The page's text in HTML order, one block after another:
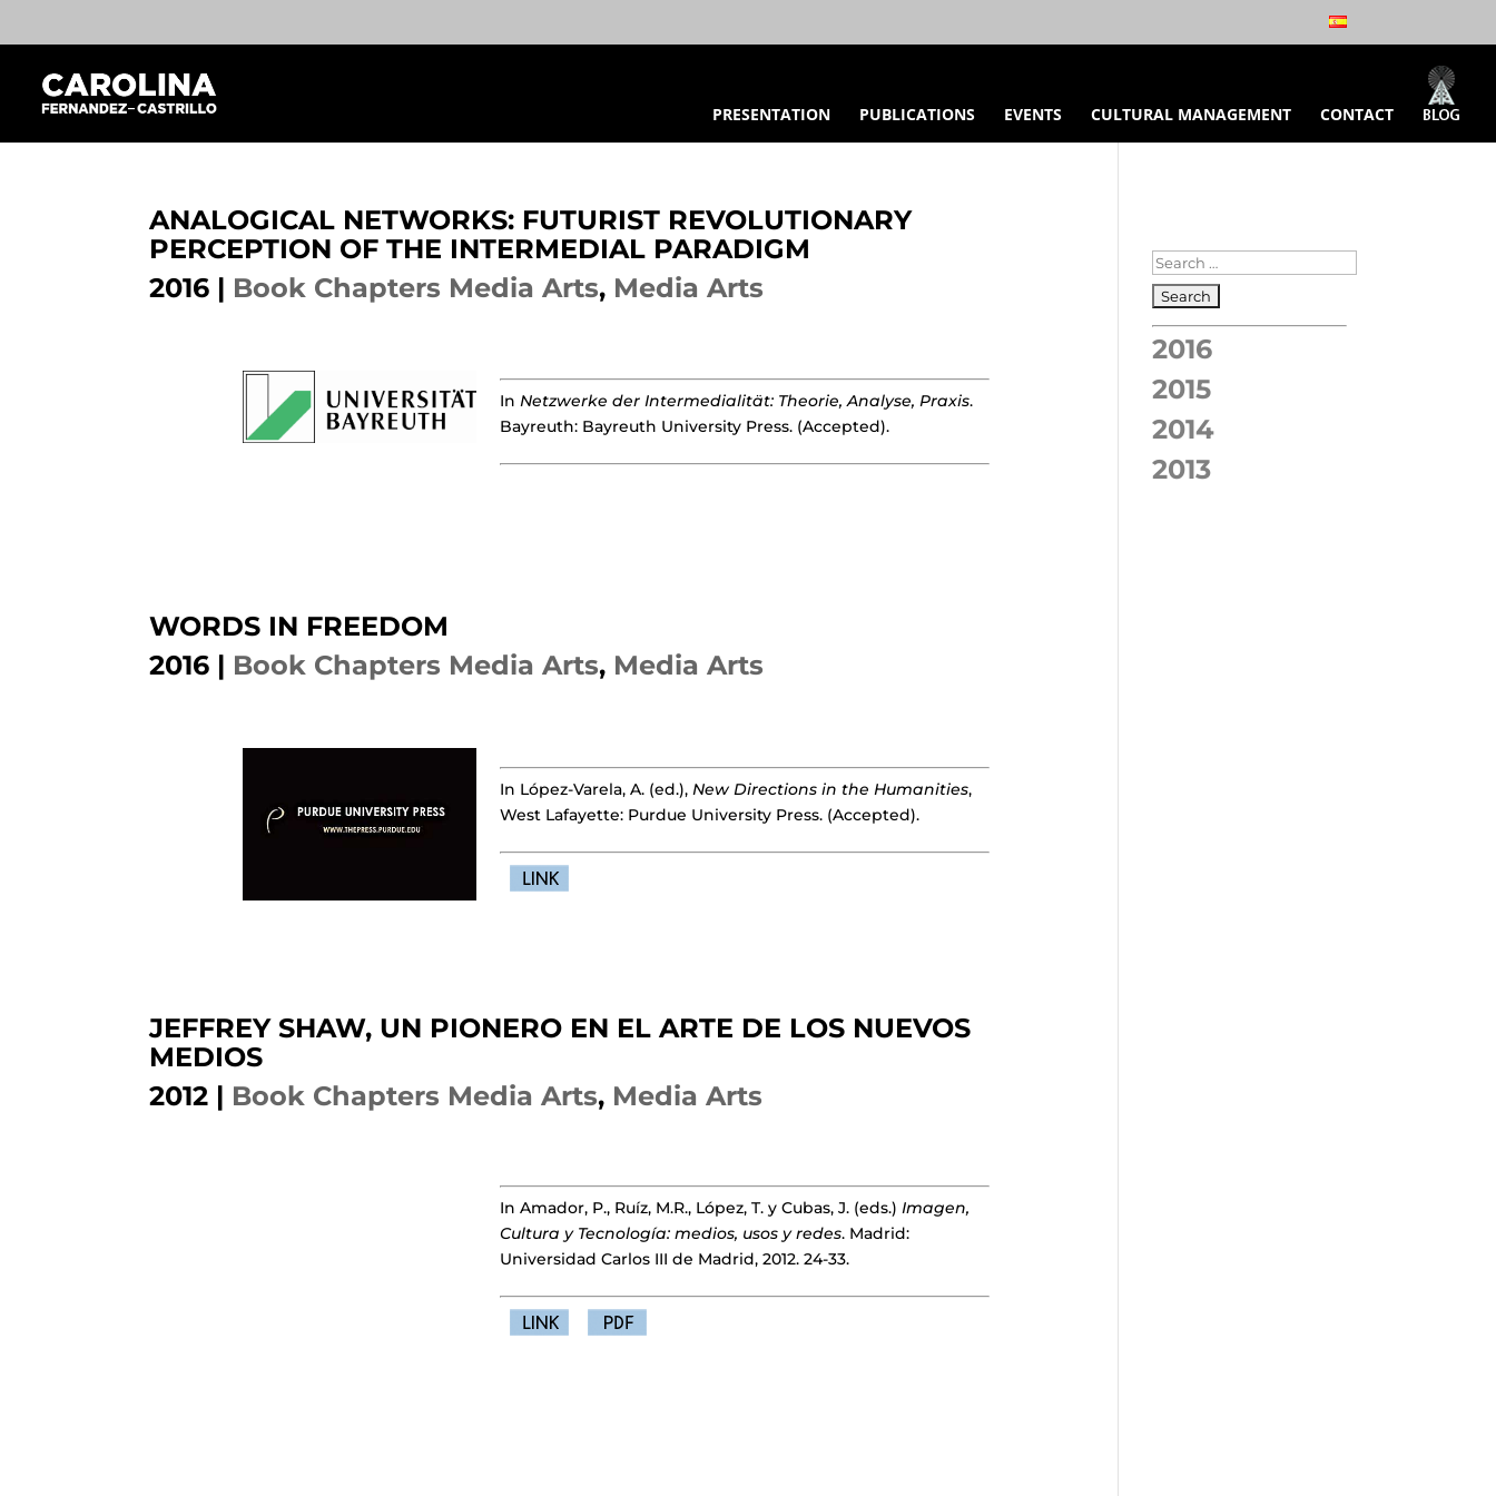
PRESENTATION PUBLICATIONS EVENTS CULTURAL MANAGEMENT CONTACT
ANALOGICAL NETWORKS: FUTURIST REVOLUTIONARY
PERCEPTION OF THE INTERMEDIAL PARADIGM
2016 | Book Chapters Media Arts, Media Arts
In Netzwerke der Intermedialität: Theorie, Analyse, Praxis.
Bayreuth: Bayreuth University Press. (Accepted).
WORDS IN FREEDOM
2016 | Book Chapters Media Arts, Media Arts
In López-Varela, A. (ed.), New Directions in the Humanities,
West Lafayette: Purdue University Press. (Accepted).
JEFFREY SHAW, UN PIONERO EN EL ARTE DE LOS NUEVOS
MEDIOS
2012 | Book Chapters Media Arts, Media Arts
In Amador, P., Ruíz, M.R., López, T. y Cubas, J. (eds.) Imagen,
Cultura y Tecnología: medios, usos y redes. Madrid:
Universidad Carlos III de Madrid, 2012. 24-33.
2016
2015
2014
2013